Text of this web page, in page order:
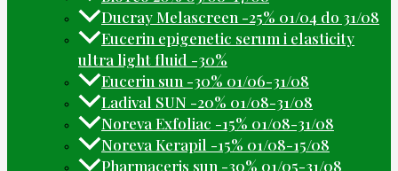
Ducray Melascreen -25% 01/04 do 31/08
Eucerin epigenetic serum i elasticity
ultra light fluid -30%
Eucerin sun -30% 01/06-31/08
Ladival SUN -20% 01/08-31/08
Noreva Exfoliac -15% 01/08-31/08
Noreva Kerapil -15% 01/08-15/08
Pharmaceris sun -30% 01/05-31/08